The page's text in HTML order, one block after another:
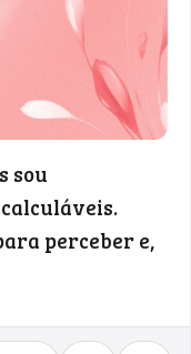
sou
perceber e,